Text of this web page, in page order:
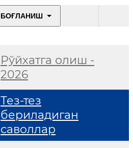
БОҒЛАНИШ
Рўйхатга олиш -
2026
Тез-тез
бериладиган
саволлар